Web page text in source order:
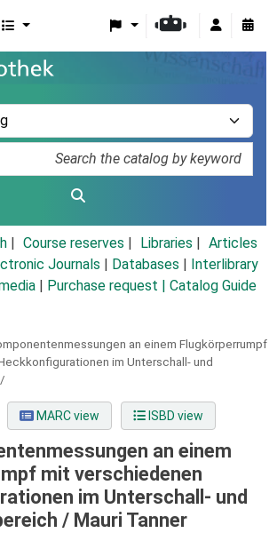
Course reserves Libraries
Articles
Journals Databases
Interlibrary
Purchase request | Catalog Guide
an einem Flugkörperrumpf
im Unterschall- und
MARC view ISBD view
an einem
mit verschiedenen
im Unterschall- und
/ Mauri Tanner